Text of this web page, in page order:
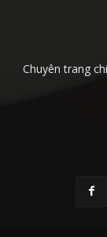
Chuyên trang